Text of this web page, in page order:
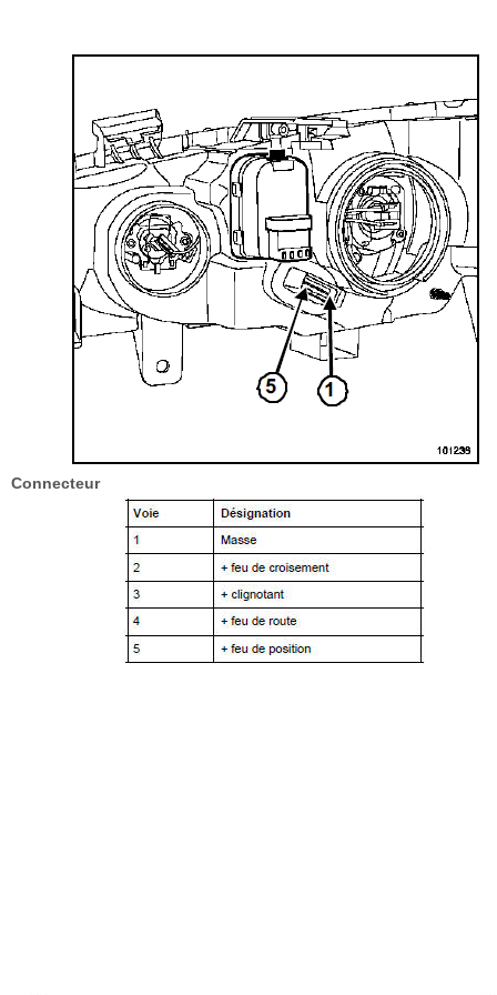
Connecteur